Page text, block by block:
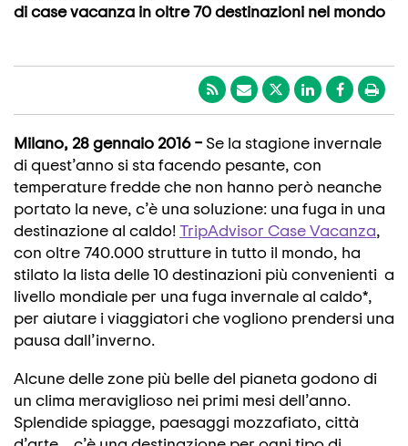
di case vacanza in oltre 70 destinazioni nel mondo
Milano, 28 gennaio 2016 – Se la stagione invernale
di quest’anno si sta facendo pesante, con
temperature fredde che non hanno però neanche
portato la neve, c’è una soluzione: una fuga in una
destinazione al caldo!TripAdvisor Case Vacanza,
con oltre 740.000 strutture in tutto il mondo, ha
stilato la lista delle 10 destinazioni più convenienti a
livello mondiale per una fuga invernale al caldo*,
per aiutare i viaggiatori che vogliono prendersi una
pausa dall’inverno.
Alcune delle zone più belle del pianeta godono di
un clima meraviglioso nei primi mesi dell’anno.
Splendide spiagge, paesaggi mozzafiato, città